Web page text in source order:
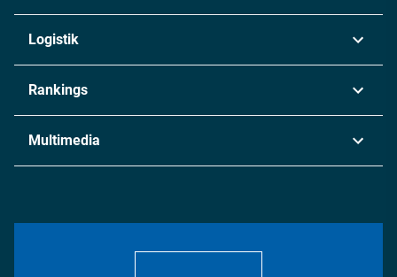
Chemie
Metall
Energie
Logistik
Rankings
Multimedia